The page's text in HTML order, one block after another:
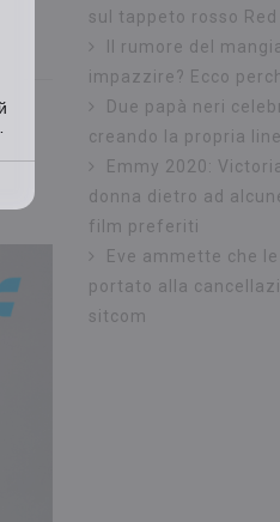
sul tappeto rosso Red
Il rumore del
impazzire? Ecco
Due papà neri
creando la propria
Emmy 2020:
donna dietro ad
film preferiti
Eve ammette che
portato alla
sitcom